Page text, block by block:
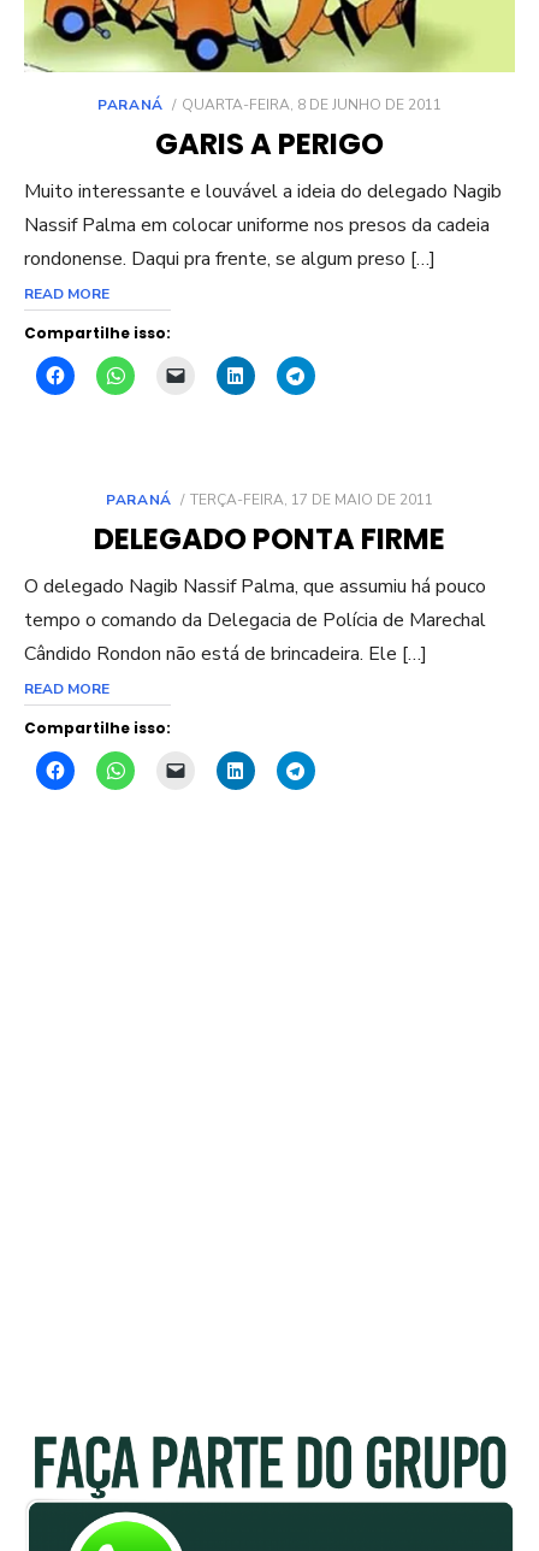
PARANÁ
POSTED
QUARTA-FEIRA, 8 DE JUNHO DE 2011
GARIS A PERIGO
Muito interessante e louvável a ideia do delegado Nagib
Nassif Palma em colocar uniforme nos presos da cadeia
rondonense. Daqui pra frente, se algum preso […]
READ MORE
Compartilhe isso:
PARANÁ
POSTED
TERÇA-FEIRA, 17 DE MAIO DE 2011
DELEGADO PONTA FIRME
O delegado Nagib Nassif Palma, que assumiu há pouco
tempo o comando da Delegacia de Polícia de Marechal
Cândido Rondon não está de brincadeira. Ele […]
READ MORE
Compartilhe isso: